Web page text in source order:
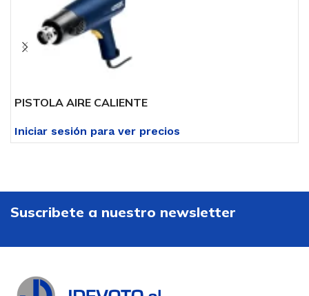
PISTOLA AIRE CALIENTE
Iniciar sesión para ver precios
Suscribete a nuestro newsletter